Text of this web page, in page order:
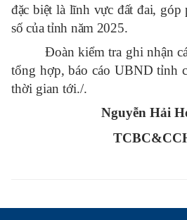
đặc biệt là lĩnh vực đất đai, góp
số của tỉnh năm 2025.
Đoàn kiểm tra ghi nhận
tổng hợp, báo cáo UBND tỉnh
thời gian tới./.
Nguyễn Hải